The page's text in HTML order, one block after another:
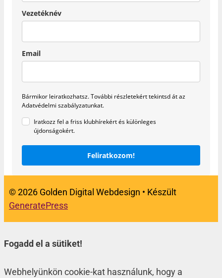
Vezetéknév
Email
Bármikor leiratkozhatsz.További részletekért tekintsd át az
Adatvédelmi szabályzatunkat.
Iratkozz fel a friss klubhírekért és különleges
újdonságokért.
Feliratkozom!
© 2026 Golden Digital Webdesign • Készült
GeneratePress
Fogadd el a sütiket!
Webhelyünkön cookie-kat használunk, hogy a